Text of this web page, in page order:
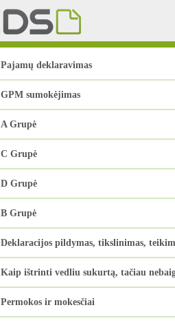
Pajamų deklaravimas
GPM sumokėjimas
A Grupė
C Grupė
D Grupė
B Grupė
Deklaracijos pildymas, tikslinimas,
Kaip ištrinti vedliu sukurtą, tačiau
Permokos ir mokesčiai